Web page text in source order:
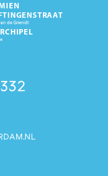
de Griendt